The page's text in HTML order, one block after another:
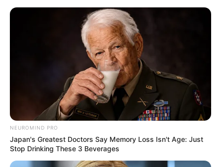
Flor de fuxico pétalas finas passo
NEUROMIND PRO
Japan's Greatest Doctors Say Memory Loss Isn't Age: Just
Stop Drinking These 3 Beverages